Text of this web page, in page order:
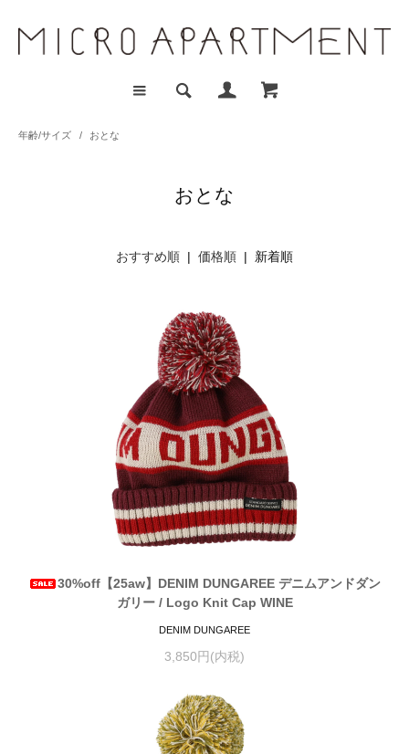
年齢/サイズ / おとな
おとな
おすすめ順 | 価格順 | 新着順
30%off【25aw】DENIM DUNGAREE デニムアンドダン
ガリー / Logo Knit Cap WINE
DENIM DUNGAREE
3,850円(内税)